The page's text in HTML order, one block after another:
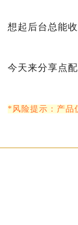
想起后台总能
今天来分享点
*风险提示：产品